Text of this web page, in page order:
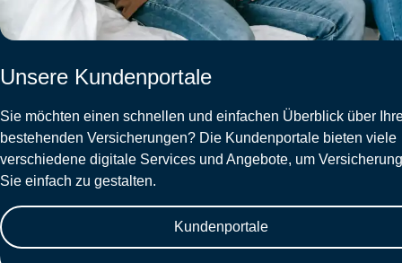
Unsere Kundenportale
Sie möchten einen schnellen und einfachen Überblick über
bestehenden Versicherungen? Die Kundenportale bieten viele
verschiedene digitale Services und Angebote, um
Sie einfach zu gestalten.
Kundenportale